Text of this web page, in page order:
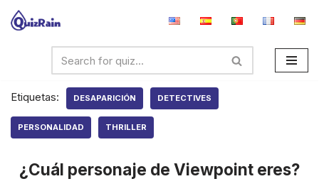
contenido
Etiquetas:
DESAPARICIÓN DETECTIVES
PERSONALIDAD THRILLER
¿Cuál personaje de Viewpoint eres?